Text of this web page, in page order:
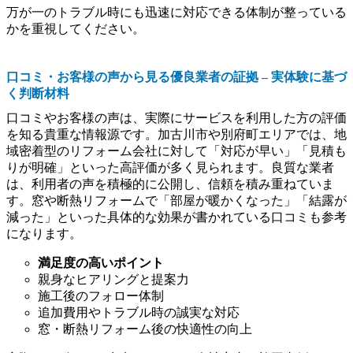
万が一のトラブル時にも迅速に対応できる体制が整っている
かを重視してください。
口コミ・お客様の声から見る優良業者の証拠 – 実体験に基づ
く判断材料
口コミやお客様の声は、実際にサービスを利用した方の評価
を知る貴重な情報源です。加古川市や別府町エリアでは、地
域密着型のリフォーム会社に対して「対応が早い」「見積も
りが明確」といった高評価が多く見られます。良質な業者
は、利用者の声を積極的に公開し、信頼を積み重ねていま
す。窓や断熱リフォームで「部屋が暖かくなった」「結露が
減った」といった具体的な効果が書かれている口コミも参考
になります。
満足度の高いポイント
親身なヒアリングと提案力
施工後のフォロー体制
追加費用やトラブル時の誠実な対応
窓・断熱リフォーム後の快適性の向上